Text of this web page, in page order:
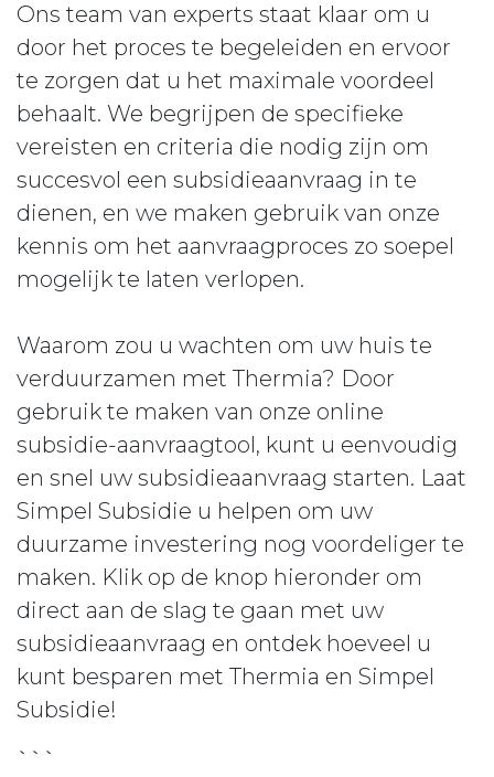
Ons team van experts staat klaar om u
door het proces te begeleiden en ervoor
te zorgen dat u het maximale voordeel
behaalt. We begrijpen de specifieke
vereisten en criteria die nodig zijn om
succesvol een subsidieaanvraag in te
dienen, en we maken gebruik van onze
kennis om het aanvraagproces zo soepel
mogelijk te laten verlopen.
Waarom zou u wachten om uw huis te
verduurzamen met Thermia? Door
gebruik te maken van onze online
subsidie-aanvraagtool, kunt u eenvoudig
en snel uw subsidieaanvraag starten. Laat
Simpel Subsidie u helpen om uw
duurzame investering nog voordeliger te
maken. Klik op de knop hieronder om
direct aan de slag te gaan met uw
subsidieaanvraag en ontdek hoeveel u
kunt besparen met Thermia en Simpel
Subsidie!
```